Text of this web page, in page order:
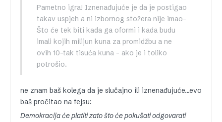
Pametno igra! Iznenađujuće je da je postigao
takav uspjeh a ni izbornog stožera nije imao-
Što će tek biti kada ga oformi i kada budu
imali kojih milijun kuna za promidžbu a ne
ovih 10-tak tisuća kuna – ako je i toliko
potrošio.
ne znam baš kolega da je slučajno ili iznenađujuće…evo
baš pročitao na fejsu:
Demokracija će platiti zato što će pokušati odgovarati